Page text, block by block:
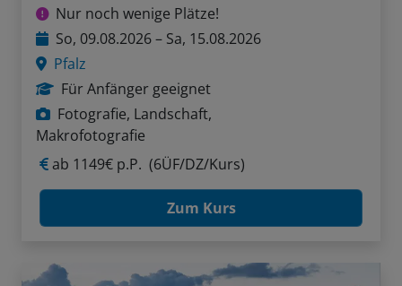
Nur noch wenige Plätze!
So, 09.08.2026 – Sa, 15.08.2026
Pfalz
Für Anfänger geeignet
Fotografie, Landschaft,
Makrofotografie
ab 1149€ p.P. (6ÜF/DZ/Kurs)
Zum Kurs